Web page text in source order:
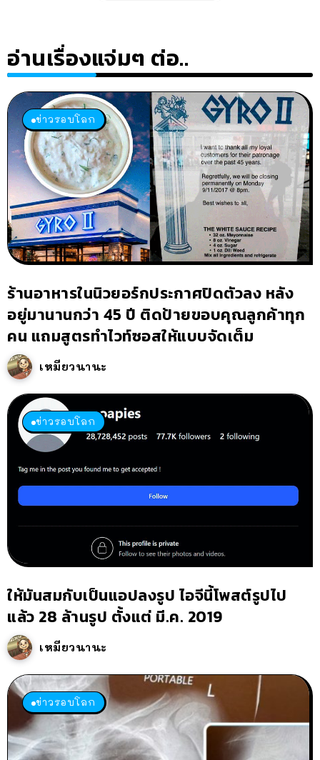
อ่านเรื่องแจ่มๆ ต่อ..
ข่าวรอบโลก
ร้านอาหารในนิวยอร์กประกาศปิดตัวลง หลัง
อยู่มานานกว่า 45 ปี ติดป้ายขอบคุณลูกค้าทุก
คน แถมสูตรทำไวท์ซอสให้แบบจัดเต็ม
เหมียวนานะ
ข่าวรอบโลก
ให้มันสมกับเป็นแอปลงรูป ไอจีนี้โพสต์รูปไป
แล้ว 28 ล้านรูป ตั้งแต่ มี.ค. 2019
เหมียวนานะ
ข่าวรอบโลก